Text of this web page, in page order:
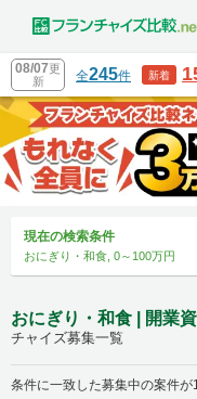
08/07更
新
全245件 新着
現在の検索条件
おにぎり・和食, 0～100万円
おにぎり・和食 | 開業
チャイズ募集一覧
条件に一致した募集中の案件が